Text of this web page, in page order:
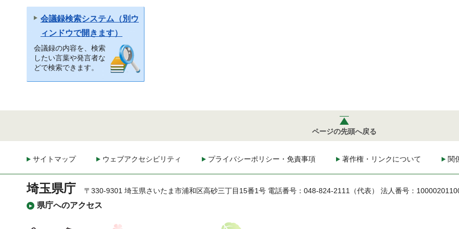
会議録検索システム（別ウ
ィンドウで開きます）
会議録の内容を、検索
したい言葉や発言者な
どで検索できます。
ページの先頭へ戻る
サイトマップ ウェブアクセシビリティ プライバシーポリシー・免責事項 著作権・リンクについて 関
埼玉県庁
県庁へのアクセス
〒330-9301 埼玉県さいたま市浦和区高砂三丁目15番1号 電話番号：048-824-2111（代表） 法人番号：